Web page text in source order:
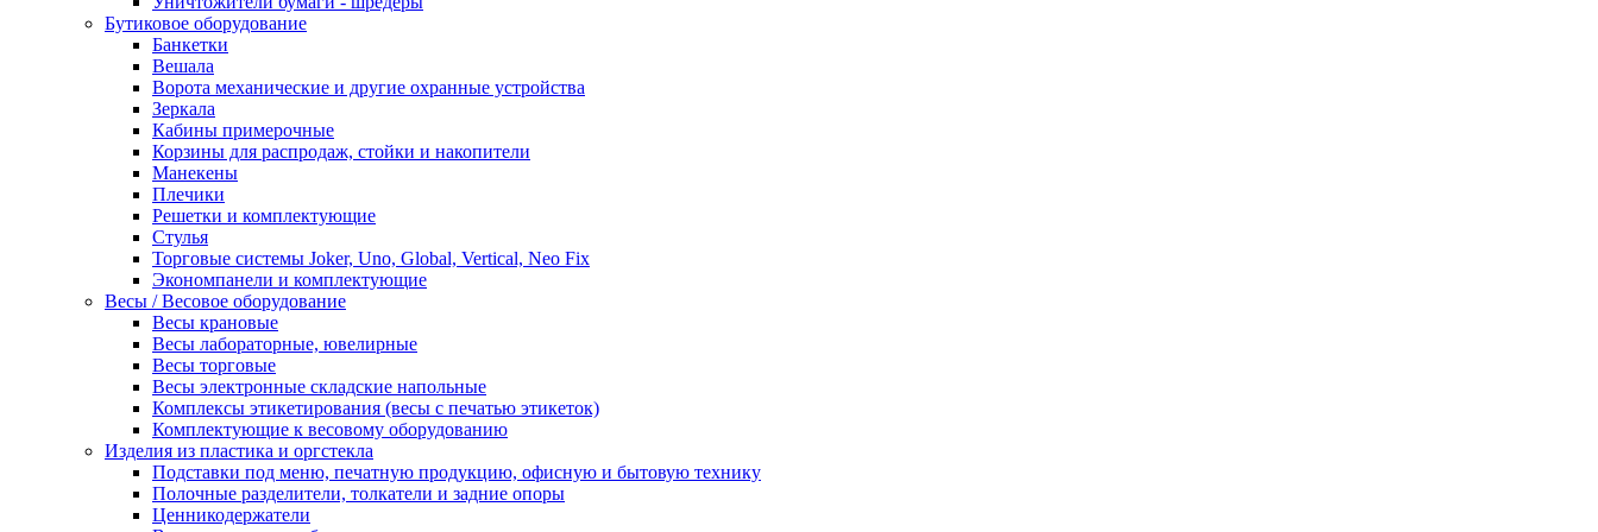
Бутиковое оборудование
Банкетки
Вешала
Ворота механические и другие охранные устройства
Зеркала
Кабины примерочные
Корзины для распродаж, стойки и накопители
Манекены
Плечики
Решетки и комплектующие
Стулья
Торговые системы Joker, Uno, Global, Vertical, Neo Fix
Экономпанели и комплектующие
Весы / Весовое оборудование
Весы крановые
Весы лабораторные, ювелирные
Весы торговые
Весы электронные складские напольные
Комплексы этикетирования (весы с печатью этикеток)
Комплектующие к весовому оборудованию
Изделия из пластика и оргстекла
Подставки под меню, печатную продукцию, офисную и бытовую технику
Полочные разделители, толкатели и задние опоры
Ценникодержатели